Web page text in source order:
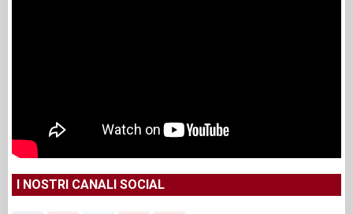
I NOSTRI CANALI SOCIAL